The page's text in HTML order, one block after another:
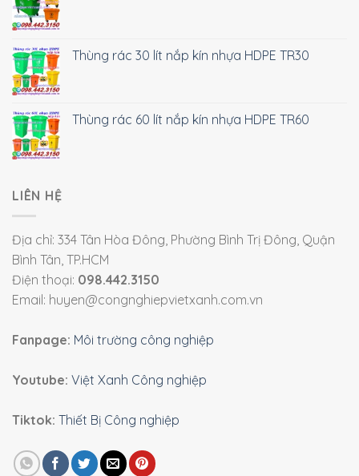
Thùng rác 30 lít nắp kín nhựa HDPE TR30
Thùng rác 60 lít nắp kín nhựa HDPE TR60
LIÊN HỆ
Địa chỉ: 334 Tân Hòa Đông, Phường Bình Trị Đông, Quận
Bình Tân, TP.HCM
Điện thoại: 098.442.3150
Email: huyen@congnghiepvietxanh.com.vn
Fanpage: Môi trường công nghiệp
Youtube: Việt Xanh Công nghiệp
Tiktok: Thiết Bị Công nghiệp